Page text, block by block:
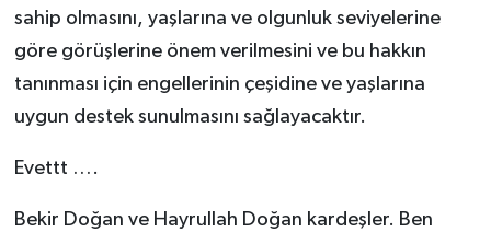
sahip olmasını, yaşlarına ve olgunluk seviyelerine
göre görüşlerine önem verilmesini ve bu hakkın
tanınması için engellerinin çeşidine ve yaşlarına
uygun destek sunulmasını sağlayacaktır.
Evettt ….
Bekir Doğan ve Hayrullah Doğan kardeşler. Ben